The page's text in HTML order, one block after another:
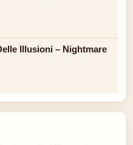
Illusioni – Nightmare